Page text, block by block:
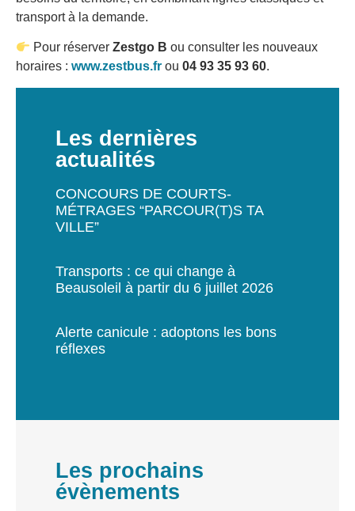
transport à la demande.
Pour réserverZestgo B ou consulter les nouveaux
horaires : www.zestbus.fr ou 04 93 35 93 60.
Les dernières
actualités
CONCOURS DE COURTS-
MÉTRAGES “PARCOUR(T)S TA
VILLE”
Transports : ce qui change à
Beausoleil à partir du 6 juillet 2026
Alerte canicule : adoptons les bons
réflexes
Les prochains
évènements